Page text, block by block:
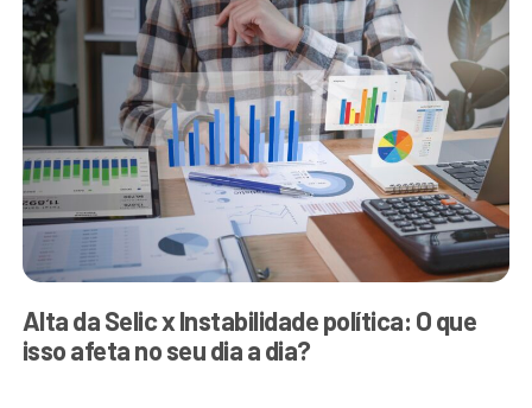
Alta da Selic x Instabilidade política: O que
isso afeta no seu dia a dia?